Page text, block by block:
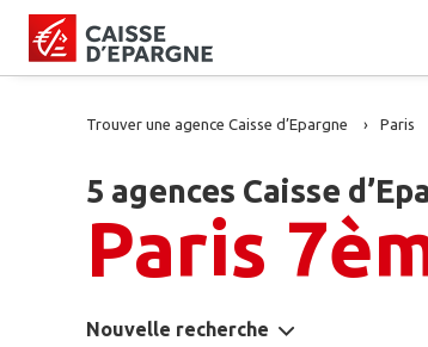
Trouver une agence Caisse d’Epargne Paris
5 agences Caisse
Paris
Nouvelle recherche